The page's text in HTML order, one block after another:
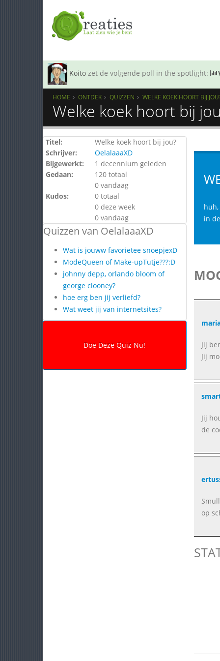
Koito zet de volgende poll in the spotlight:
HOME ONTDEK QUIZZEN WELKE KOEK HOORT BIJ
Welke koek hoort bij
Titel:
Welke koek hoort bij jou?
Schrijver:
OelalaaaXD
Bijgewerkt:
1 decennium geleden
Gedaan:
120 totaal
0 vandaag
Kudos:
0 totaal
0 deze week
0 vandaag
Quizzen van OelalaaaXD
Wat is jouww favorietee snoepjexD
ModeQueen of Make-upTutje???:D
johnny depp, orlando bloom of
george clooney?
hoe erg ben jij verliefd?
Wat weet jij van internetsites?
in
Jij
Jij
Jij
de
op